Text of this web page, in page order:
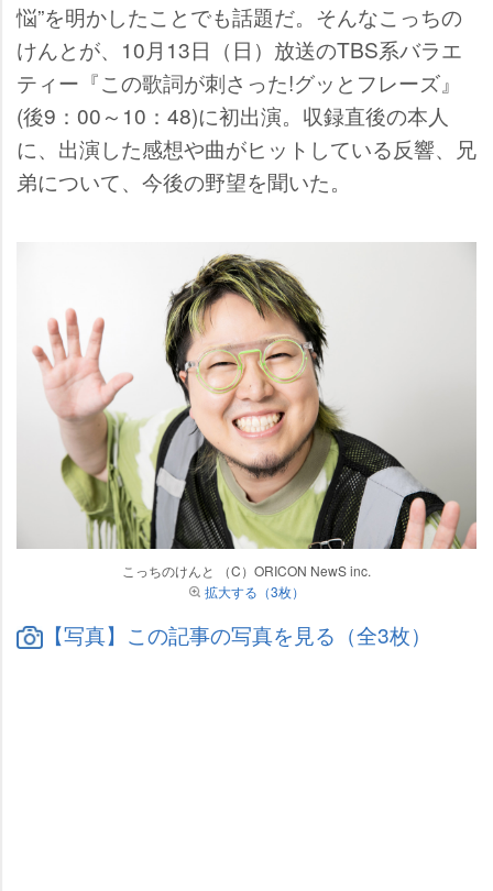
悩”を明かしたことでも話題だ。そんなこっちの
けんとが、10月13日（日）放送のTBS系バラエ
ティー『この歌詞が刺さった!グッとフレーズ』
(後9：00～10：48)に初出演。収録直後の本人
に、出演した感想や曲がヒットしている反響、兄
弟について、今後の野望を聞いた。
こっちのけんと （C）ORICON NewS inc.
拡大する（3枚）
【写真】この記事の写真を見る（全3枚）